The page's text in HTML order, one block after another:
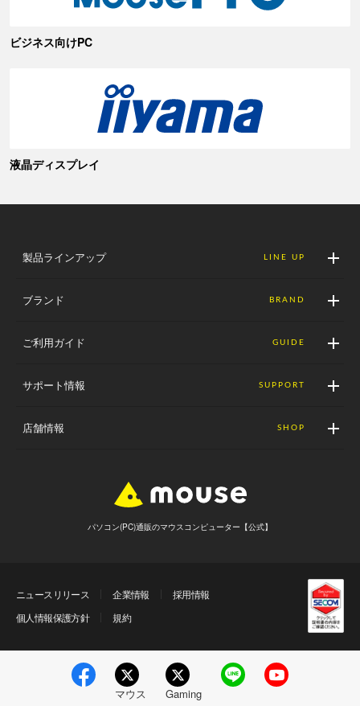
ビジネス向けPC
液晶ディスプレイ
製品ラインアップ LINE UP
ブランド BRAND
ご利用ガイド GUIDE
サポート情報 SUPPORT
店舗情報 SHOP
パソコン(PC)通販のマウスコンピューター【公式】
ニュースリリース 企業情報
採用情報
個人情報保護方針
規約
マウス Gaming